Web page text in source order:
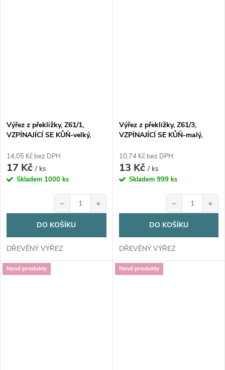
Výřez z překližky, Z61/1,
VZPÍNAJÍCÍ SE KŮŇ-velký,
14,05 Kč bez DPH
17 Kč/ ks
Skladem 1000 ks
− +
DO KOŠÍKU
DŘEVĚNÝ VÝŘEZ
Výřez z překližky, Z61/3,
VZPÍNAJÍCÍ SE KŮŇ-malý,
10,74 Kč bez DPH
13 Kč/ ks
Skladem 999 ks
− +
DO KOŠÍKU
DŘEVĚNÝ VÝŘEZ
Nové produkty Nové produkty